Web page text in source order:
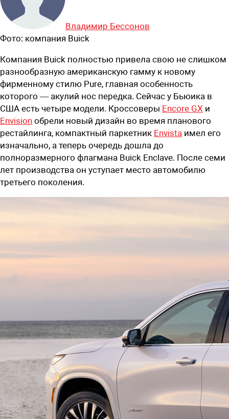
Владимир Бессонов
Фото: компания Buick
Компания Buick полностью привела свою не слишком
разнообразную американскую гамму к новому
фирменному стилю Pure, главная особенность
которого — акулий нос передка. Сейчас у Бьюика в
США есть четыре модели. Кроссоверы Encore GX и
Envision обрели новый дизайн во время планового
рестайлинга, компактный паркетник Envista имел его
изначально, а теперь очередь дошла до
полноразмерного флагмана Buick Enclave. После семи
лет производства он уступает место автомобилю
третьего поколения.